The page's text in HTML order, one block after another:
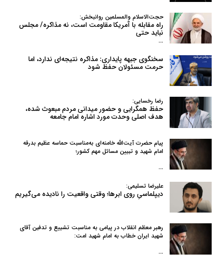
حجت‌الاسلام والمسلمین روانبخش:
راه مقابله با آمریکا مقاومت است، نه مذاکره/ مجلس
نباید حتی
…
سخنگوی جبهه پایداری: مذاکره نتیجه‌ای ندارد، اما
حرمت مسئولان حفظ شود
رضا رخسایی:
حفظ همگرایی و حضور میدانی مردم مبعوث شده،
هدف اصلی وحدت مورد اشاره امام جامعه
پیام حضرت آیت‌الله خامنه‌ای به‌مناسبت حماسه عظیم بدرقه
امام شهید و تبیین مسائل مهم کشور؛
…
علیرضا تسلیمی:
دیپلماسیِ روی ابرها؛ وقتی واقعیت را نادیده می‌گیریم
رهبر معظم انقلاب در پیامی به‌ مناسبت تشییع و تدفین آقای
شهید ایران خطاب به امام شهید امت:
…